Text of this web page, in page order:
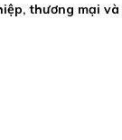
thương mại